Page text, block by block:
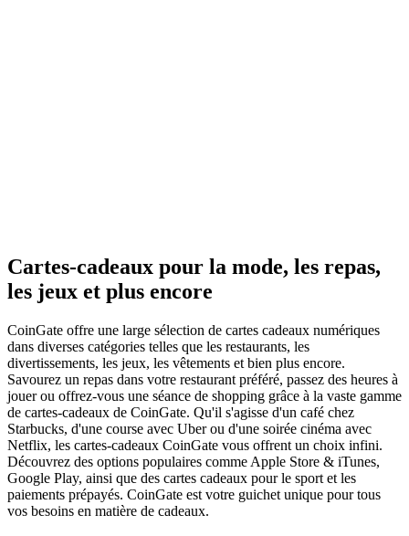
Cartes-cadeaux pour la mode, les repas,
les jeux et plus encore
CoinGate offre une large sélection de cartes cadeaux numériques
dans diverses catégories telles que les restaurants, les
divertissements, les jeux, les vêtements et bien plus encore.
Savourez un repas dans votre restaurant préféré, passez des heures à
jouer ou offrez-vous une séance de shopping grâce à la vaste gamme
de cartes-cadeaux de CoinGate. Qu'il s'agisse d'un café chez
Starbucks, d'une course avec Uber ou d'une soirée cinéma avec
Netflix, les cartes-cadeaux CoinGate vous offrent un choix infini.
Découvrez des options populaires comme Apple Store & iTunes,
Google Play, ainsi que des cartes cadeaux pour le sport et les
paiements prépayés. CoinGate est votre guichet unique pour tous
vos besoins en matière de cadeaux.